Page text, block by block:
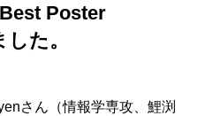
Poster
た。
さん（情報学専攻、鯉渕